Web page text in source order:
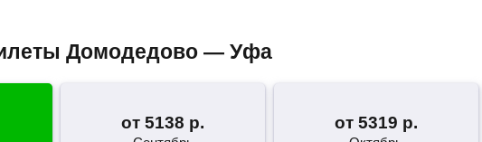
Домодедово — Уфа
от5138 р. от 5319 р.